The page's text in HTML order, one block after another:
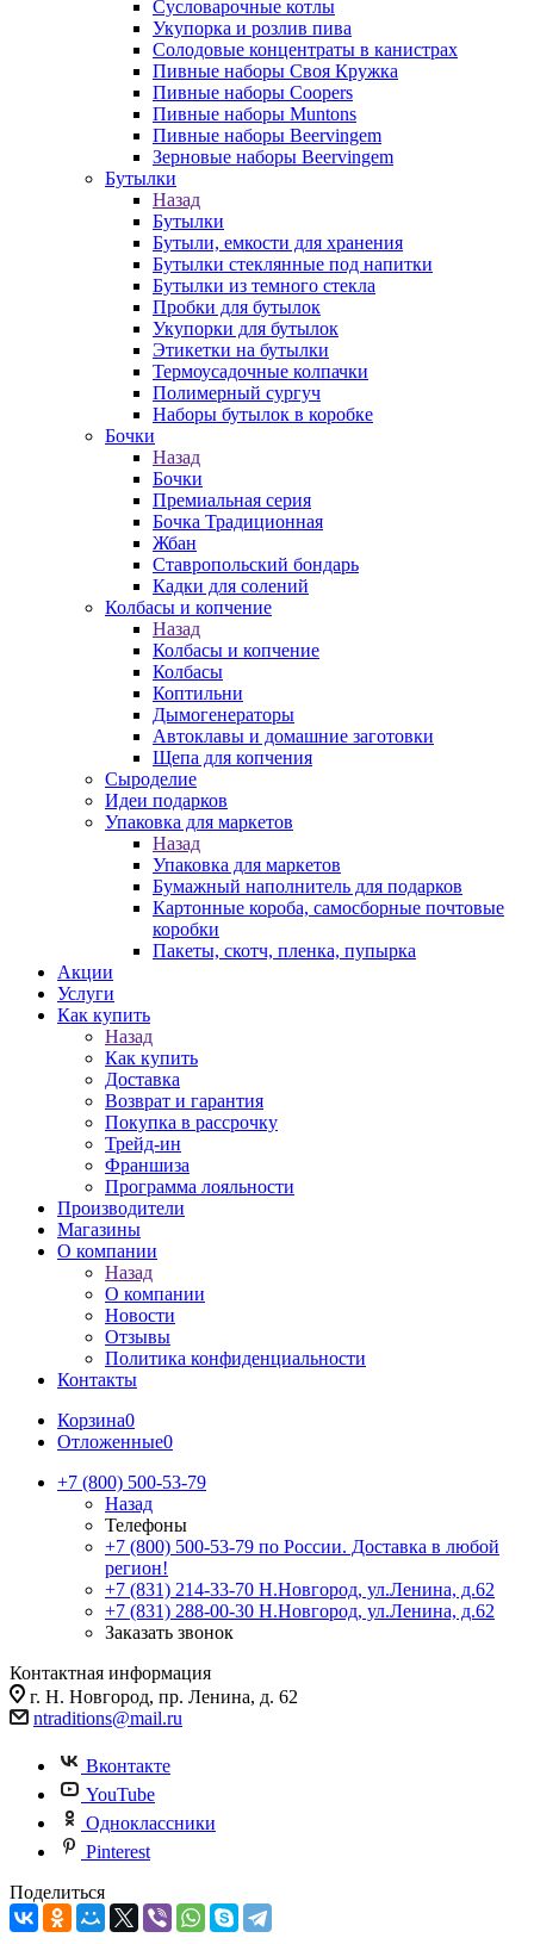
Сусловарочные котлы
Укупорка и розлив пива
Солодовые концентраты в канистрах
Пивные наборы Своя Кружка
Пивные наборы Coopers
Пивные наборы Muntons
Пивные наборы Beervingem
Зерновые наборы Beervingem
Бутылки
Назад
Бутылки
Бутыли, емкости для хранения
Бутылки стеклянные под напитки
Бутылки из темного стекла
Пробки для бутылок
Укупорки для бутылок
Этикетки на бутылки
Термоусадочные колпачки
Полимерный сургуч
Наборы бутылок в коробке
Бочки
Назад
Бочки
Премиальная серия
Бочка Традиционная
Жбан
Ставропольский бондарь
Кадки для солений
Колбасы и копчение
Назад
Колбасы и копчение
Колбасы
Коптильни
Дымогенераторы
Автоклавы и домашние заготовки
Щепа для копчения
Сыроделие
Идеи подарков
Упаковка для маркетов
Назад
Упаковка для маркетов
Бумажный наполнитель для подарков
Картонные короба, самосборные почтовые
коробки
Пакеты, скотч, пленка, пупырка
Акции
Услуги
Как купить
Назад
Как купить
Доставка
Возврат и гарантия
Покупка в рассрочку
Трейд-ин
Франшиза
Программа лояльности
Производители
Магазины
О компании
Назад
О компании
Новости
Отзывы
Политика конфиденциальности
Контакты
Корзина0
Отложенные0
+7 (800) 500-53-79
Назад
Телефоны
+7 (800) 500-53-79 по России. Доставка в любой
регион!
+7 (831) 214-33-70 Н.Новгород, ул.Ленина, д.62
+7 (831) 288-00-30 Н.Новгород, ул.Ленина, д.62
Заказать звонок
Контактная информация
г. Н. Новгород, пр. Ленина, д. 62
ntraditions@mail.ru
Вконтакте
YouTube
Одноклассники
Pinterest
Поделиться